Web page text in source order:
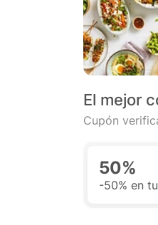
El mejor
Cupón
50%
-50% en